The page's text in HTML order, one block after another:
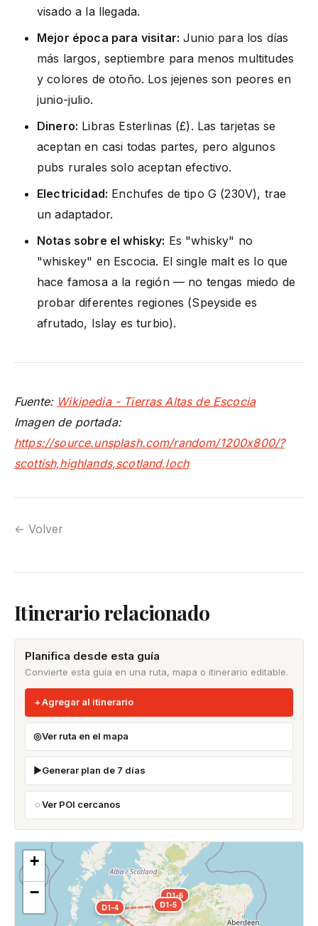
visado a la llegada.
Mejor época para visitar: Junio para los días
más largos, septiembre para menos multitudes
y colores de otoño. Los jejenes son peores en
junio-julio.
Dinero: Libras Esterlinas (£). Las tarjetas se
aceptan en casi todas partes, pero algunos
pubs rurales solo aceptan efectivo.
Electricidad: Enchufes de tipo G (230V), trae
un adaptador.
Notas sobre el whisky: Es "whisky" no
"whiskey" en Escocia. El single malt es lo que
hace famosa a la región — no tengas miedo de
probar diferentes regiones (Speyside es
afrutado, Islay es turbio).
Fuente: Wikipedia - Tierras Altas de Escocia
Imagen de portada:
https://source.unsplash.com/random/1200x800/?
scottish,highlands,scotland,loch
← Volver
Itinerario relacionado
Planifica desde esta guía
Convierte esta guía en una ruta, mapa o itinerario editable.
Agregar al itinerario
Ver ruta en el mapa
Generar plan de 7 días
Ver POI cercanos
D1-4 D1-5
D1-6
+
−